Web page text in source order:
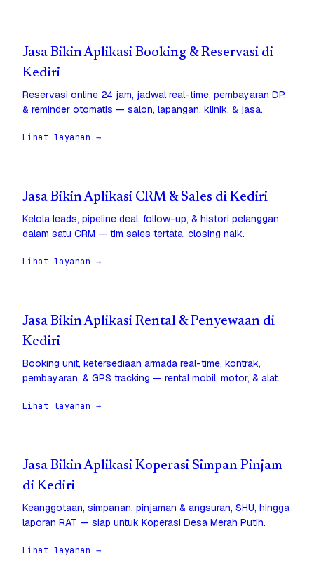
Jasa Bikin Aplikasi Booking & Reservasi di
Kediri
Reservasi online 24 jam, jadwal real-time, pembayaran DP,
& reminder otomatis — salon, lapangan, klinik, & jasa.
Lihat layanan →
Jasa Bikin Aplikasi CRM & Sales di Kediri
Kelola leads, pipeline deal, follow-up, & histori pelanggan
dalam satu CRM — tim sales tertata, closing naik.
Lihat layanan →
Jasa Bikin Aplikasi Rental & Penyewaan di
Kediri
Booking unit, ketersediaan armada real-time, kontrak,
pembayaran, & GPS tracking — rental mobil, motor, & alat.
Lihat layanan →
Jasa Bikin Aplikasi Koperasi Simpan Pinjam
di Kediri
Keanggotaan, simpanan, pinjaman & angsuran, SHU, hingga
laporan RAT — siap untuk Koperasi Desa Merah Putih.
Lihat layanan →